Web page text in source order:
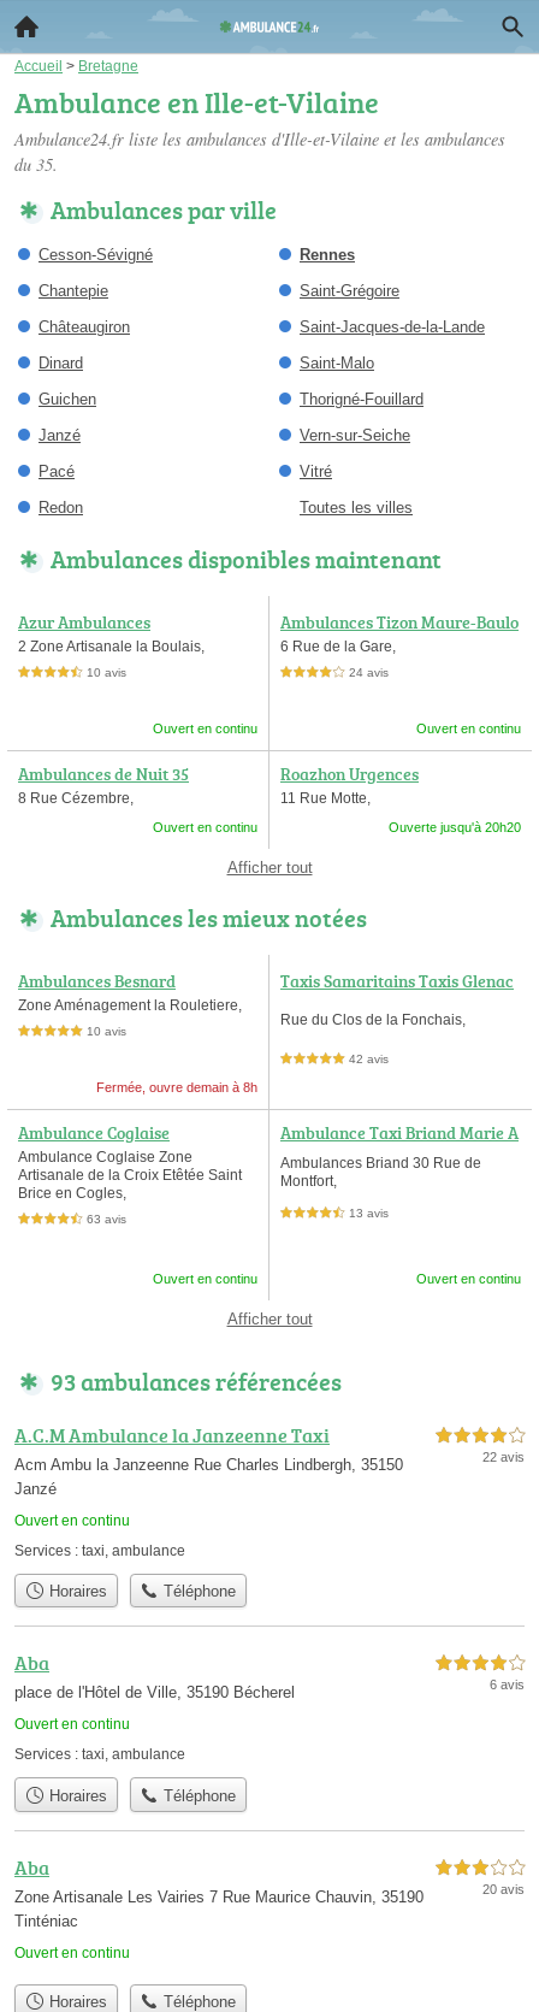
Accueil > Bretagne
Ambulance en Ille-et-Vilaine
Ambulance24.fr liste les ambulances d'Ille-et-Vilaine et les ambulances
du 35.
Ambulances par ville
Cesson-Sévigné
Chantepie
Châteaugiron
Dinard
Guichen
Janzé
Pacé
Redon
Rennes
Saint-Grégoire
Saint-Jacques-de-la-Lande
Saint-Malo
Thorigné-Fouillard
Vern-sur-Seiche
Vitré
Toutes les villes
Ambulances disponibles maintenant
Azur Ambulances
2 Zone Artisanale la Boulais,
4,5 étoiles sur 5 10 avis
Ouvert en continu
Ambulances Tizon Maure-Baulo
n
6 Rue de la Gare,
4,0 étoiles sur 5 24 avis
Ouvert en continu
Ambulances de Nuit 35
8 Rue Cézembre,
Ouvert en continu
Roazhon Urgences
11 Rue Motte,
Ouverte jusqu'à 20h20
Afficher tout
Ambulances les mieux notées
Ambulances Besnard
Zone Aménagement la Rouletiere,
5,0 étoiles sur 5 10 avis
Fermée, ouvre demain à 8h
Taxis Samaritains Taxis Glenac
Transport
Rue du Clos de la Fonchais,
5,0 étoiles sur 5 42 avis
Ambulance Coglaise
Ambulance Coglaise Zone
Artisanale de la Croix Etêtée Saint
Brice en Cogles,
4,5 étoiles sur 5 63 avis
Ouvert en continu
Ambulance Taxi Briand Marie A
ndrée
Ambulances Briand 30 Rue de
Montfort,
4,5 étoiles sur 5 13 avis
Ouvert en continu
Afficher tout
93 ambulances référencées
A.C.M Ambulance la Janzeenne Taxi
Acm Ambu la Janzeenne Rue Charles Lindbergh, 35150
Janzé
Ouvert en continu
4,0 étoiles sur 5
22 avis
Services : taxi, ambulance
Horaires Téléphone
Aba
place de l'Hôtel de Ville, 35190 Bécherel
Ouvert en continu
4,0 étoiles sur 5
6 avis
Services : taxi, ambulance
Horaires Téléphone
Aba
Zone Artisanale Les Vairies 7 Rue Maurice Chauvin, 35190
Tinténiac
Ouvert en continu
3,0 étoiles sur 5
20 avis
Horaires Téléphone